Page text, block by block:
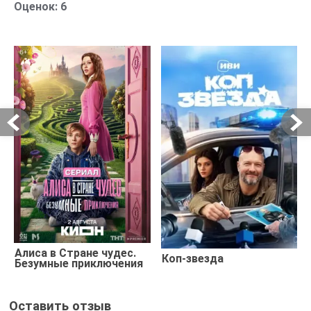
Оценок: 6
Алиса в Стране чудес.
Безумные приключения Коп-звезда
Оставить отзыв